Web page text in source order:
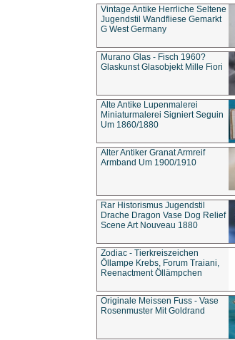
Vintage Antike Herrliche Seltene
Jugendstil Wandfliese Gemarkt
G West Germany
Murano Glas - Fisch 1960?
Glaskunst Glasobjekt Mille Fiori
Alte Antike Lupenmalerei
Miniaturmalerei Signiert Seguin
Um 1860/1880
Alter Antiker Granat Armreif
Armband Um 1900/1910
Rar Historismus Jugendstil
Drache Dragon Vase Dog Relief
Scene Art Nouveau 1880
Zodiac - Tierkreiszeichen
Öllampe Krebs, Forum Traiani,
Reenactment Öllämpchen
Originale Meissen Fuss - Vase
Rosenmuster Mit Goldrand